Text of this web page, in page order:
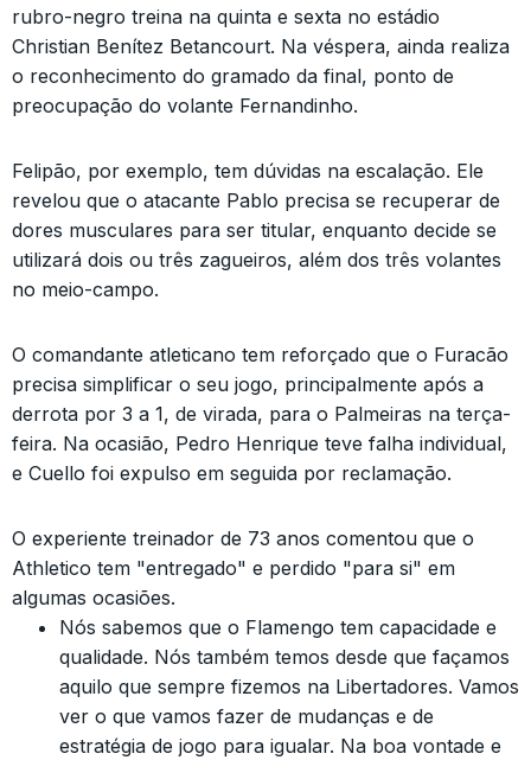
rubro-negro treina na quinta e sexta no estádio
Christian Benítez Betancourt. Na véspera, ainda realiza
o reconhecimento do gramado da final, ponto de
preocupação do volante Fernandinho.
Felipão, por exemplo, tem dúvidas na escalação. Ele
revelou que o atacante Pablo precisa se recuperar de
dores musculares para ser titular, enquanto decide se
utilizará dois ou três zagueiros, além dos três volantes
no meio-campo.
O comandante atleticano tem reforçado que o Furacão
precisa simplificar o seu jogo, principalmente após a
derrota por 3 a 1, de virada, para o Palmeiras na terça-
feira. Na ocasião, Pedro Henrique teve falha individual,
e Cuello foi expulso em seguida por reclamação.
O experiente treinador de 73 anos comentou que o
Athletico tem "entregado" e perdido "para si" em
algumas ocasiões.
Nós sabemos que o Flamengo tem capacidade e
qualidade. Nós também temos desde que façamos
aquilo que sempre fizemos na Libertadores. Vamos
ver o que vamos fazer de mudanças e de
estratégia de jogo para igualar. Na boa vontade e